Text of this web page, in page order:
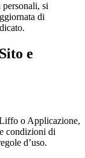
si
di
e
o Applicazione,
condizioni di
d’uso.